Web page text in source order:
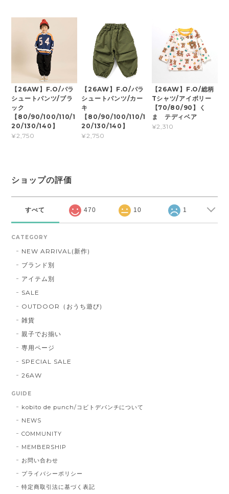
【26AW】F.O/パラ
シュートパンツ/ブラ
ック
【80/90/100/110/1
20/130/140】
¥2,750
【26AW】F.O/パラ
シュートパンツ/カー
キ
【80/90/100/110/1
20/130/140】
¥2,750
【26AW】F.O/総柄
Tシャツ/アイボリー
【70/80/90】く
ま テディベア
¥2,310
ショップの評価
すべて 470 10 1
CATEGORY
NEW ARRIVAL(新作)
ブランド別
アイテム別
SALE
OUTDOOR（おうち遊び)
雑貨
親子でお揃い
専用ページ
SPECIAL SALE
26AW
GUIDE
kobito de punch/コビトデパンチについて
NEWS
COMMUNITY
MEMBERSHIP
お問い合わせ
プライバシーポリシー
特定商取引法に基づく表記